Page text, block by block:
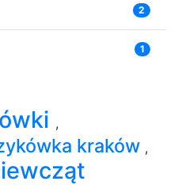
2
1
,
kraków ,